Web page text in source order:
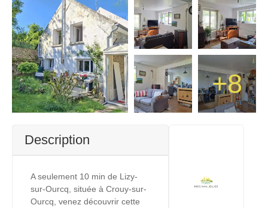
+8
Description
A seulement 10 min de Lizy-
sur-Ourcq, située à Crouy-sur-
Ourcq, venez découvrir cette